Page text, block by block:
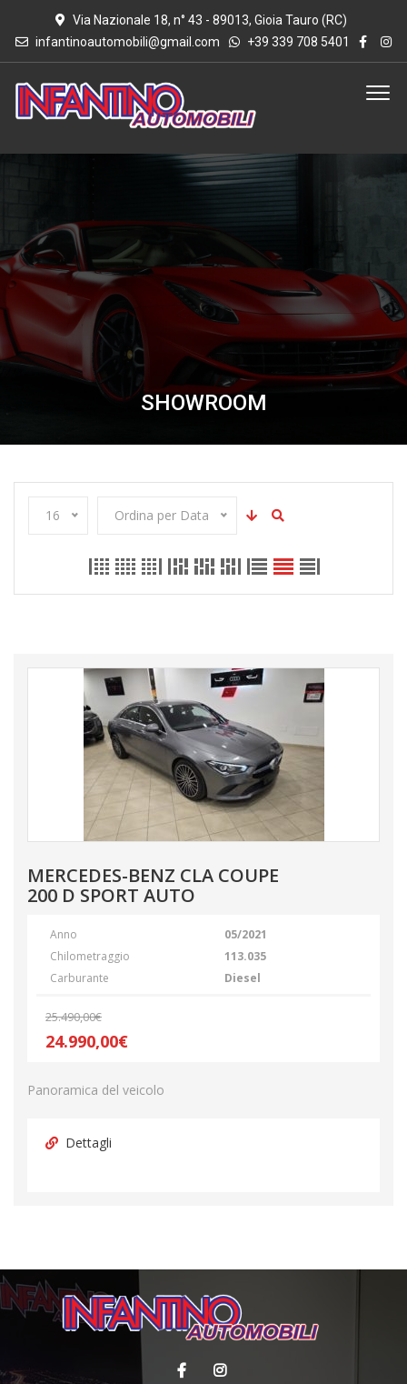
Via Nazionale 18, n° 43 - 89013, Gioia Tauro (RC)
infantinoautomobili@gmail.com
+39 339 708 5401
SHOWROOM
16 Ordina per Data
MERCEDES-BENZ CLA COUPE
200 D SPORT AUTO
Anno
05/2021
Chilometraggio
113.035
Carburante
Diesel
25.490,00€
24.990,00€
Panoramica del veicolo
Dettagli